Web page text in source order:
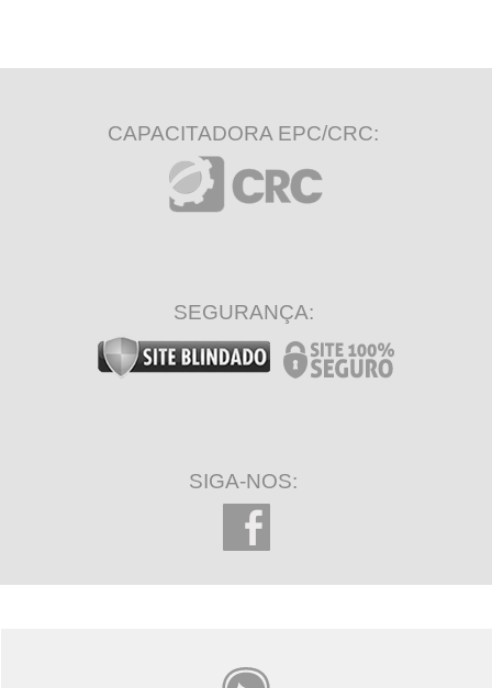
CAPACITADORA EPC/CRC:
SEGURANÇA:
SIGA-NOS: